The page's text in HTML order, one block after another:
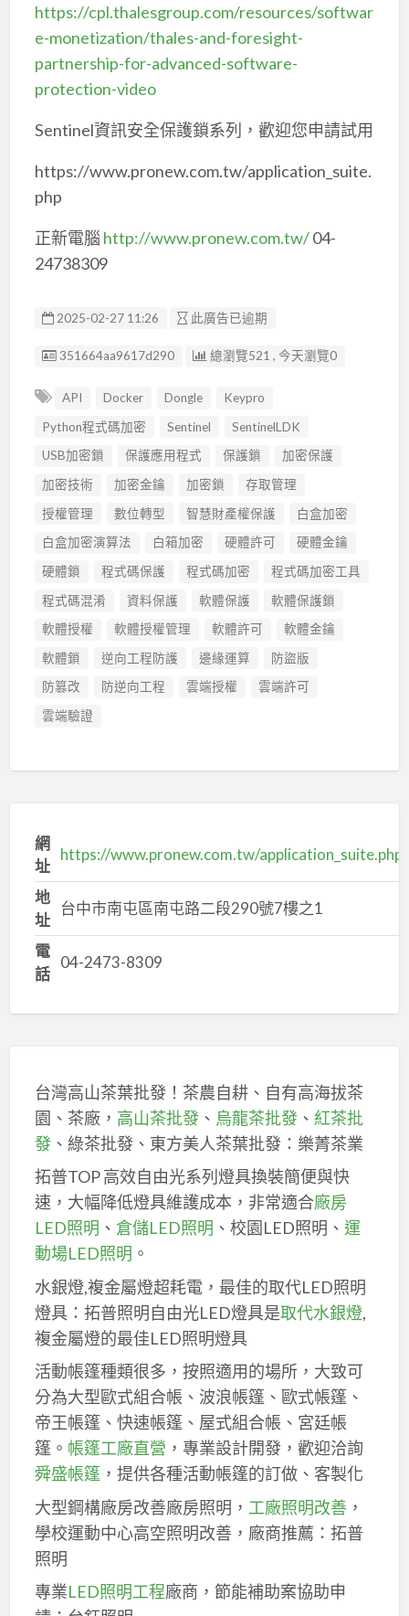
https://cpl.thalesgroup.com/resources/softwar
e-monetization/thales-and-foresight-
partnership-for-advanced-software-
protection-video
Sentinel資訊安全保護鎖系列，歡迎您申請試用
https://www.pronew.com.tw/application_suite.
php
正新電腦 http://www.pronew.com.tw/04-
24738309
2025-02-27 11:26 此廣告已逾期
廣告编號
351664aa9617d290 總瀏覽521 , 今天瀏覽0
API Docker Dongle
Keypro
Python程式碼加密
Sentinel
SentinelLDK
USB加密鎖
保護應用程式 保護鎖
加密保護
加密技術
加密金鑰 加密鎖
存取管理
授權管理
數位轉型 智慧財產權保護
白盒加密
白盒加密演算法
白箱加密 硬體許可
硬體金鑰
硬體鎖
程式碼保護 程式碼加密
程式碼加密工具
程式碼混淆
資料保護 軟體保護
軟體保護鎖
軟體授權
軟體授權管理 軟體許可
軟體金鑰
軟體鎖
逆向工程防護 邊緣運算
防盜版
防篡改
防逆向工程 雲端授權
雲端許可
雲端驗證
網
址
https://www.pronew.com.tw/application_suite.php
地
址
台中市南屯區南屯路二段290號7樓之1
電
話
04-2473-8309
台灣高山茶葉批發！茶農自耕、自有高海拔茶
園、茶廠， 高山茶批發、 烏龍茶批發、 紅茶批
發、綠茶批發、東方美人茶葉批發：樂菁茶業
拓普TOP 高效自由光系列燈具換裝簡便與快
速，大幅降低燈具維護成本，非常適合廠房
LED照明 、 倉儲LED照明 、校園LED照明、 運
動場LED照明 。
水銀燈,複金屬燈超耗電，最佳的取代LED照明
燈具：拓普照明自由光LED燈具是取代水銀燈,
複金屬燈的最佳LED照明燈具
活動帳篷種類很多，按照適用的場所，大致可
分為大型歐式組合帳、波浪帳篷、歐式帳篷、
帝王帳篷、快速帳篷、屋式組合帳、宮廷帳
篷。 帳篷工廠直營 ，專業設計開發，歡迎洽詢
舜盛帳篷，提供各種活動帳篷的訂做、客製化
大型鋼構廠房改善廠房照明， 工廠照明改善，
學校運動中心高空照明改善，廠商推薦：拓普
照明
專業LED照明工程廠商，節能補助案協助申